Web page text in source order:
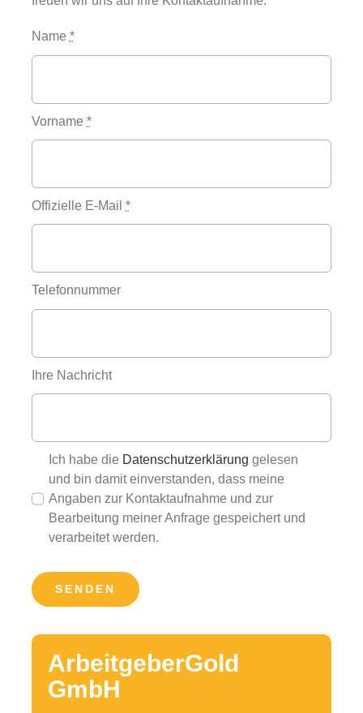
Name *
Vorname *
Offizielle E-Mail *
Telefonnummer
Ihre Nachricht
Ich habe die Datenschutzerklärung gelesen
und bin damit einverstanden, dass meine
Angaben zur Kontaktaufnahme und zur
Bearbeitung meiner Anfrage gespeichert und
verarbeitet werden.
SENDEN
ArbeitgeberGold
GmbH